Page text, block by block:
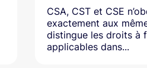
CSA, CST et CSE
exactement aux
distingue les droits à
applicables dans...